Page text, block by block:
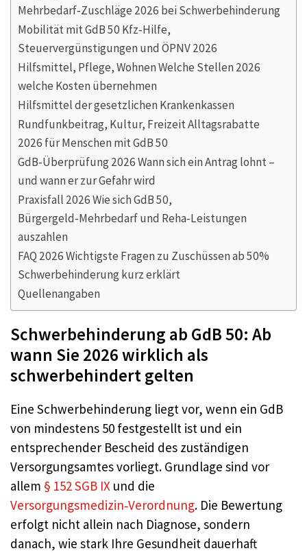
Mehrbedarf‑Zuschläge 2026 bei Schwerbehinderung
Mobilität mit GdB 50 Kfz‑Hilfe,
Steuervergünstigungen und ÖPNV 2026
Hilfsmittel, Pflege, Wohnen Welche Stellen 2026
welche Kosten übernehmen
Hilfsmittel der gesetzlichen Krankenkassen
Rundfunkbeitrag, Kultur, Freizeit Alltagsrabatte
2026 für Menschen mit GdB 50
GdB‑Überprüfung 2026 Wann sich ein Antrag lohnt –
und wann er zur Gefahr wird
Praxisfall 2026 Wie sich GdB 50,
Bürgergeld‑Mehrbedarf und Reha‑Leistungen
auszahlen
FAQ 2026 Wichtigste Fragen zu Zuschüssen ab 50%
Schwerbehinderung kurz erklärt
Quellenangaben
Schwerbehinderung ab GdB 50: Ab
wann Sie 2026 wirklich als
schwerbehindert gelten
Eine Schwerbehinderung liegt vor, wenn ein GdB
von mindestens 50 festgestellt ist und ein
entsprechender Bescheid des zuständigen
Versorgungsamtes vorliegt. Grundlage sind vor
allem § 152 SGB IX und die
Versorgungsmedizin‑Verordnung. Die Bewertung
erfolgt nicht allein nach Diagnose, sondern
danach, wie stark Ihre Gesundheit dauerhaft